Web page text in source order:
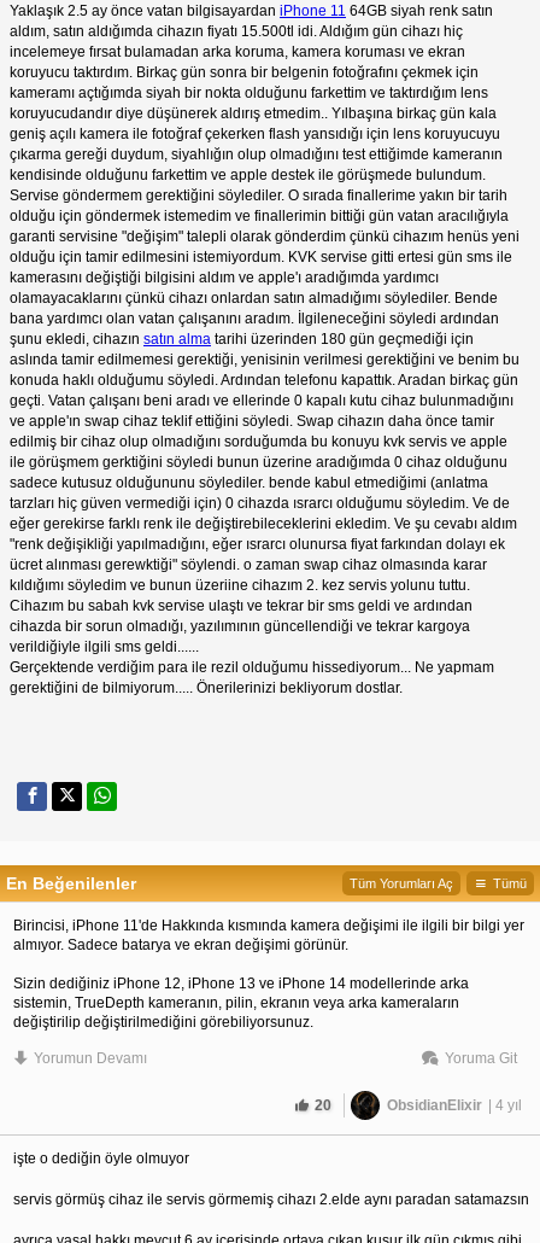
Yaklaşık 2.5 ay önce vatan bilgisayardan iPhone 11 64GB siyah renk satın
aldım, satın aldığımda cihazın fiyatı 15.500tl idi. Aldığım gün cihazı hiç
incelemeye fırsat bulamadan arka koruma, kamera koruması ve ekran
koruyucu taktırdım. Birkaç gün sonra bir belgenin fotoğrafını çekmek için
kameramı açtığımda siyah bir nokta olduğunu farkettim ve taktırdığım lens
koruyucudandır diye düşünerek aldırış etmedim.. Yılbaşına birkaç gün kala
geniş açılı kamera ile fotoğraf çekerken flash yansıdığı için lens koruyucuyu
çıkarma gereği duydum, siyahlığın olup olmadığını test ettiğimde kameranın
kendisinde olduğunu farkettim ve apple destek ile görüşmede bulundum.
Servise göndermem gerektiğini söylediler. O sırada finallerime yakın bir tarih
olduğu için göndermek istemedim ve finallerimin bittiği gün vatan aracılığıyla
garanti servisine "değişim" talepli olarak gönderdim çünkü cihazım henüs yeni
olduğu için tamir edilmesini istemiyordum. KVK servise gitti ertesi gün sms ile
kamerasını değiştiği bilgisini aldım ve apple'ı aradığımda yardımcı
olamayacaklarını çünkü cihazı onlardan satın almadığımı söylediler. Bende
bana yardımcı olan vatan çalışanını aradım. İlgileneceğini söyledi ardından
şunu ekledi, cihazın satın alma tarihi üzerinden 180 gün geçmediği için
aslında tamir edilmemesi gerektiği, yenisinin verilmesi gerektiğini ve benim bu
konuda haklı olduğumu söyledi. Ardından telefonu kapattık. Aradan birkaç gün
geçti. Vatan çalışanı beni aradı ve ellerinde 0 kapalı kutu cihaz bulunmadığını
ve apple'ın swap cihaz teklif ettiğini söyledi. Swap cihazın daha önce tamir
edilmiş bir cihaz olup olmadığını sorduğumda bu konuyu kvk servis ve apple
ile görüşmem gerktiğini söyledi bunun üzerine aradığımda 0 cihaz olduğunu
sadece kutusuz olduğununu söylediler. bende kabul etmediğimi (anlatma
tarzları hiç güven vermediği için) 0 cihazda ısrarcı olduğumu söyledim. Ve de
eğer gerekirse farklı renk ile değiştirebileceklerini ekledim. Ve şu cevabı aldım
"renk değişikliği yapılmadığını, eğer ısrarcı olunursa fiyat farkından dolayı ek
ücret alınması gerewktiği" söylendi. o zaman swap cihaz olmasında karar
kıldığımı söyledim ve bunun üzeriine cihazım 2. kez servis yolunu tuttu.
Cihazım bu sabah kvk servise ulaştı ve tekrar bir sms geldi ve ardından
cihazda bir sorun olmadığı, yazılımının güncellendiği ve tekrar kargoya
verildiğiyle ilgili sms geldi......
Gerçektende verdiğim para ile rezil olduğumu hissediyorum... Ne yapmam
gerektiğini de bilmiyorum..... Önerilerinizi bekliyorum dostlar.
En Beğenilenler Tümü
Tüm Yorumları Aç
Birincisi, iPhone 11'de Hakkında kısmında kamera değişimi ile ilgili bir bilgi yer
almıyor. Sadece batarya ve ekran değişimi görünür.
Sizin dediğiniz iPhone 12, iPhone 13 ve iPhone 14 modellerinde arka
sistemin, TrueDepth kameranın, pilin, ekranın veya arka kameraların
değiştirilip değiştirilmediğini görebiliyorsunuz.
İkincisi kamera değişimi Apple tarafından (yetkili servis) yapıldığı ve orijinal
kamera revizyonlu oluyor büyük ihtimalle. Yani sorun çıkartan ya da ilk
üretimde sorunlu olan herhangi bir parçasından tamamen arındırılmış oluyor.
Üçüncüsü tamir konusu. Bahsettiğiniz kamera değişimi tamir değil. Parça
mevcut parçalar üzerinde işlem yapmasıdır ki bu durum risklidir. Parça değişimi
Yorumun Devamı Yoruma Git
20 ObsidianElixir | 4 yıl
işte o dediğin öyle olmuyor
servis görmüş cihaz ile servis görmemiş cihazı 2.elde aynı paradan satamazsın